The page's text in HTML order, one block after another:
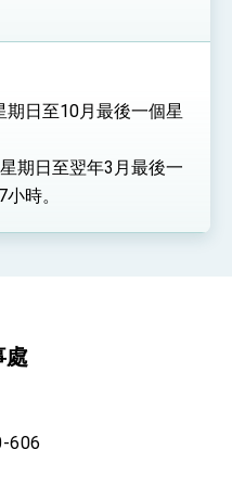
日至10月最後一個星
期日至翌年3月最後一
時。
處
606